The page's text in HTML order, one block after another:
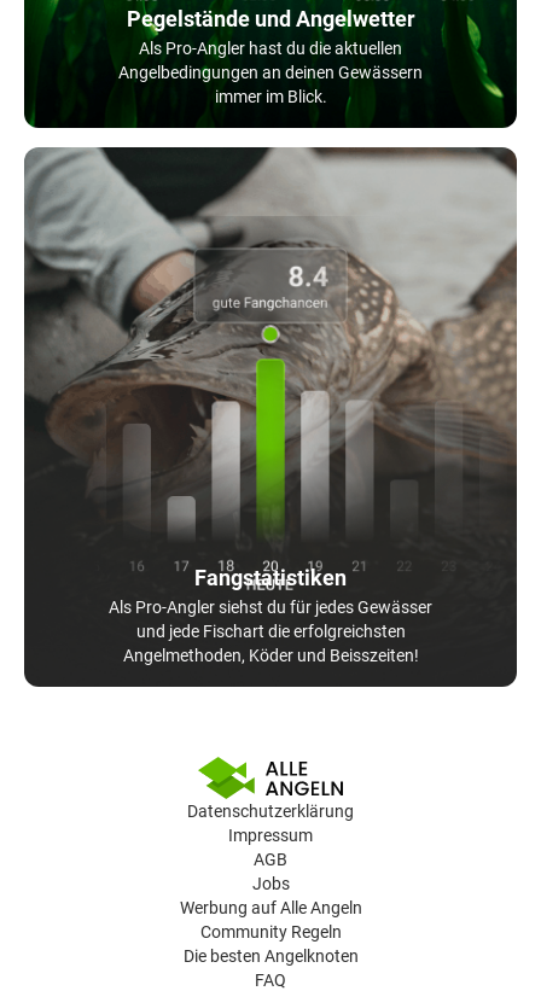
Pegelstände und Angelwetter
Als Pro-Angler hast du die aktuellen
Angelbedingungen an deinen Gewässern
immer im Blick.
Fangstatistiken
Als Pro-Angler siehst du für jedes Gewässer
und jede Fischart die erfolgreichsten
Angelmethoden, Köder und Beisszeiten!
Datenschutzerklärung
Impressum
AGB
Jobs
Werbung auf Alle Angeln
Community Regeln
Die besten Angelknoten
FAQ